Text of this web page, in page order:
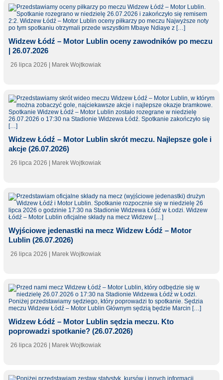
Widzew Łódź – Motor Lublin oceny zawodników po meczu
| 26.07.2026
26 lipca 2026 | Marek Wojtkowiak
Widzew Łódź – Motor Lublin skrót meczu. Najlepsze gole i
akcje (26.07.2026)
26 lipca 2026 | Marek Wojtkowiak
Wyjściowe jedenastki na mecz Widzew Łódź – Motor
Lublin (26.07.2026)
26 lipca 2026 | Marek Wojtkowiak
Widzew Łódź – Motor Lublin sędzia meczu. Kto
poprowadzi spotkanie? (26.07.2026)
26 lipca 2026 | Marek Wojtkowiak